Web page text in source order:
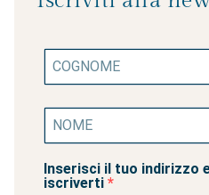
Inserisci il tuo indirizzo
iscriverti